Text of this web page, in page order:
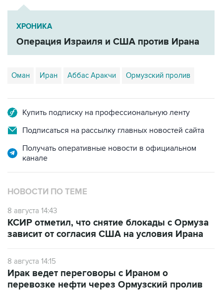
ХРОНИКА
Операция Израиля и США против Ирана
Оман Иран Аббас Аракчи Ормузский пролив
Купить подписку на профессиональную ленту
Подписаться на рассылку главных новостей сайта
Получать оперативные новости в официальном
канале
НОВОСТИ ПО ТЕМЕ
8 августа 14:43
КСИР отметил, что снятие блокады с Ормуза
зависит от согласия США на условия Ирана
8 августа 14:15
Ирак ведет переговоры с Ираном о
перевозке нефти через Ормузский пролив